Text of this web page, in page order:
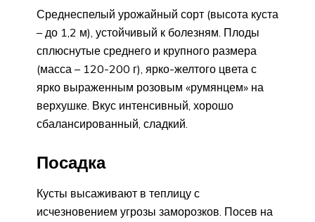
Среднеспелый урожайный сорт (высота куста
– до 1,2 м), устойчивый к болезням. Плоды
сплюснутые среднего и крупного размера
(масса – 120-200 г), ярко-желтого цвета с
ярко выраженным розовым «румянцем» на
верхушке. Вкус интенсивный, хорошо
сбалансированный, сладкий.
Посадка
Кусты высаживают в теплицу с
исчезновением угрозы заморозков. Посев на